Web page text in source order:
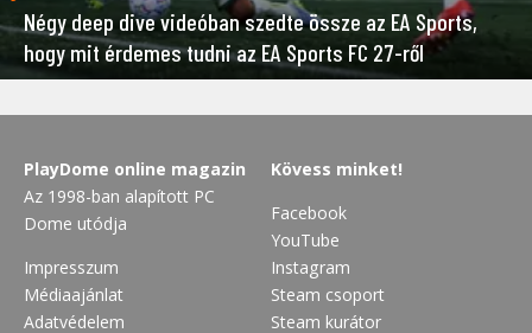
Négy deep dive videóban szedte össze az EA Sports,
hogy mit érdemes tudni az EA Sports FC 27-ről
PlayDome online magazin
Az 1998-ban alapított PC
Dome utódja
Impresszum
Médiaajánlat
Adatvédelem
Kövess minket!
Facebook
YouTube
Instagram
Steam csoport
Steam kurátor